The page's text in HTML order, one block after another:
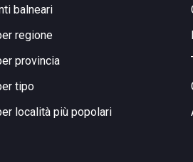
balneari
regione
provincia
tipo
località più popolari